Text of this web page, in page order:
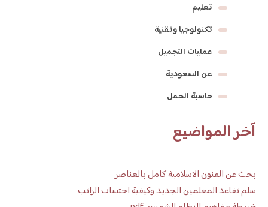
تعليم
تكنولوجيا وتقنية
عمليات التجميل
عن السعودية
حاسبة الحمل
آخر المواضيع
بحث عن الفنون الاسلامية كامل بالعناصر
سلم تقاعد المعلمين الجديد وكيفية احتساب الراتب